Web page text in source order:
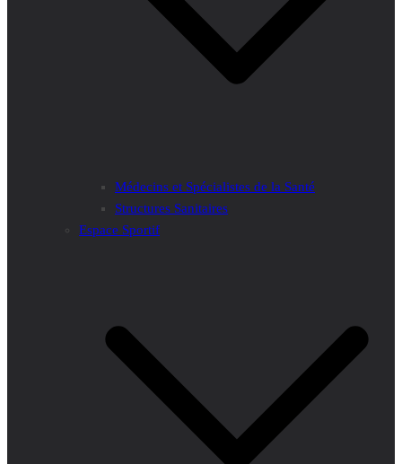
Médecins et Spécialistes de la Santé
Structures Sanitaires
Espace Sportif